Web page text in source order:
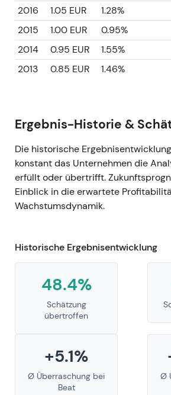
2016
1.05 EUR
1.28%
2015
1.00 EUR
0.95%
2014
0.95 EUR
1.55%
2013
0.85 EUR 1.46%
Ergebnis-Historie &
Die historische
konstant das Unternehmen die
erfüllt oder übertrifft.
Einblick in die erwartete
Wachstumsdynamik.
Historische Ergebnisentwicklung
48.4%
Schätzung
übertroffen
+5.1%
Ø Überraschung bei
Beat
Ø